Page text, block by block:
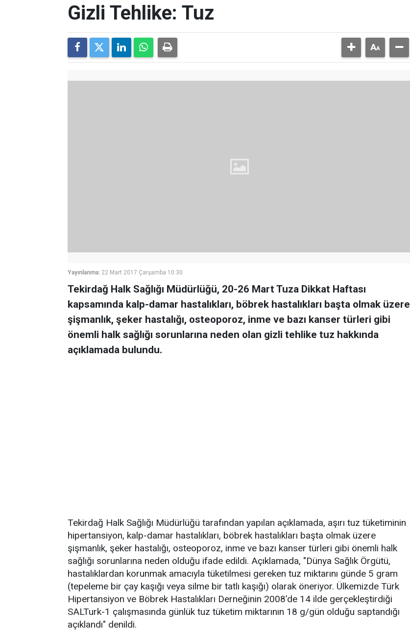
Gizli Tehlike: Tuz
Yayınlanma: 22 Mart 2017 Çarşamba 10:30
Tekirdağ Halk Sağlığı Müdürlüğü, 20-26 Mart Tuza Dikkat Haftası
kapsamında kalp-damar hastalıkları, böbrek hastalıkları başta olmak üzere
şişmanlık, şeker hastalığı, osteoporoz, inme ve bazı kanser türleri gibi
önemli halk sağlığı sorunlarına neden olan gizli tehlike tuz hakkında
açıklamada bulundu.
Tekirdağ Halk Sağlığı Müdürlüğü tarafından yapılan açıklamada, aşırı tuz tüketiminin
hipertansiyon, kalp-damar hastalıkları, böbrek hastalıkları başta olmak üzere
şişmanlık, şeker hastalığı, osteoporoz, inme ve bazı kanser türleri gibi önemli halk
sağlığı sorunlarına neden olduğu ifade edildi. Açıklamada, "Dünya Sağlık Örgütü,
hastalıklardan korunmak amacıyla tüketilmesi gereken tuz miktarını günde 5 gram
(tepeleme bir çay kaşığı veya silme bir tatlı kaşığı) olarak öneriyor. Ülkemizde Türk
Hipertansiyon ve Böbrek Hastalıkları Derneğinin 2008’de 14 ilde gerçekleştirdiği
SALTurk-1 çalışmasında günlük tuz tüketim miktarının 18 g/gün olduğu saptandığı
açıklandı" denildi.